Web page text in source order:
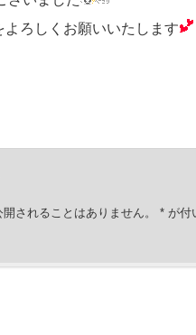
よろしくお願いいたします
されることはありません。 * が付